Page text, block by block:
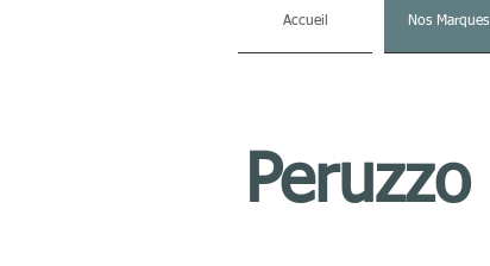
Accueil Nos Marques
Peruzzo